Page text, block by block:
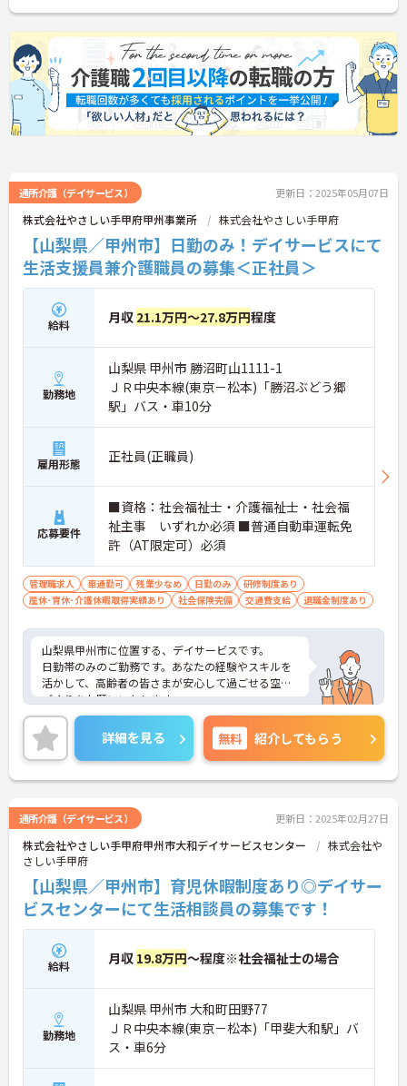
通所介護（デイサービス） 更新日：2025年05月07日
株式会社やさしい手甲府甲州事業所 株式会社やさしい手甲府
【山梨県／甲州市】日勤のみ！デイサービスにて
生活支援員兼介護職員の募集＜正社員＞
給料 月収 21.1万円～27.8万円程度
勤務地
山梨県 甲州市 勝沼町山1111-1
ＪＲ中央本線(東京－松本)「勝沼ぶどう郷
駅」バス・車10分
雇用形態 正社員(正職員)
応募要件
■資格：社会福祉士・介護福祉士・社会福
祉主事 いずれか必須 ■普通自動車運転免
許（AT限定可）必須
管理職求人 車通勤可 残業少なめ 日勤のみ
研修制度あり
産休･育休･介護休暇取得実績あり
社会保険完備 交通費支給 退職金制度あり
山梨県甲州市に位置する、デイサービスです。
日勤帯のみのご勤務です。あなたの経験やスキルを
活かして、高齢者の皆さまが安心して過ごせる空間
づくりをお願いいたします。
駐車場を完備しており、マイカー通勤可能で通勤が
スムーズです。
ご興味をお持ちの方はお気軽にお問い合わせくださ
い。
詳細を見る 無料 紹介してもらう
通所介護（デイサービス） 更新日：2025年02月27日
株式会社やさしい手甲府甲州市大和デイサービスセンター
株式会社や
さしい手甲府
【山梨県／甲州市】育児休暇制度あり◎デイサー
ビスセンターにて生活相談員の募集です！
給料 月収 19.8万円～程度※社会福祉士の場合
勤務地
山梨県 甲州市 大和町田野77
ＪＲ中央本線(東京－松本)「甲斐大和駅」バ
ス・車6分